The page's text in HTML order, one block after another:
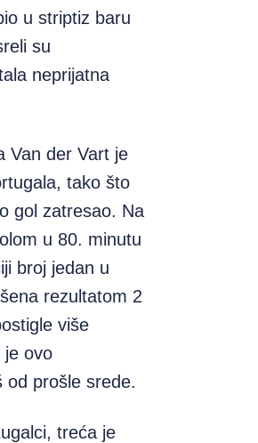
u striptiz baru
su
neprijatna
Van der Vart je
tako što
gol zatresao. Na
u 80. minutu
broj jedan u
rezultatom 2
više
je ovo
od prošle srede.
treća je